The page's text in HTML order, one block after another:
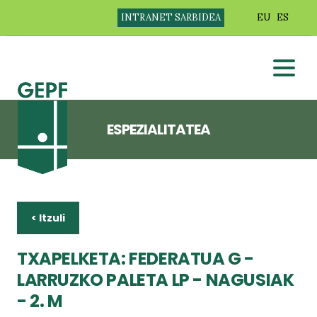
INTRANET SARBIDEA EU ES
ESPEZIALITATEA
< Itzuli
TXAPELKETA: FEDERATUA G -
LARRUZKO PALETA LP - NAGUSIAK
- 2. M